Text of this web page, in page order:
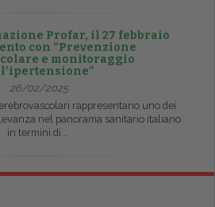
Profar, il 27 febbraio
con “Prevenzione
e monitoraggio
26/02/2025
rappresentano uno dei
nel panorama sanitario italiano
in termini di...